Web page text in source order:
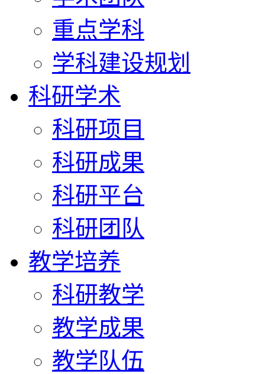
重点学科
学科建设规划
科研学术
科研项目
科研成果
科研平台
科研团队
教学培养
科研教学
教学成果
教学队伍